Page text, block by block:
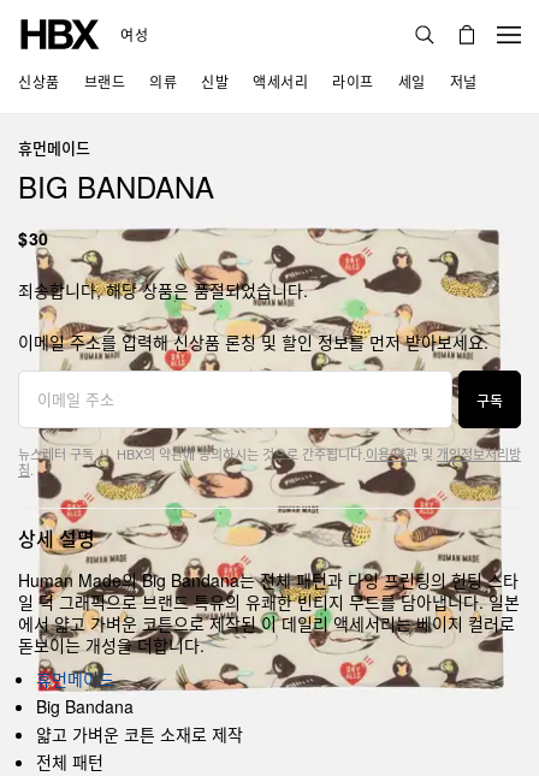
여성
신상품 브랜드 의류 신발 액세서리 라이프 세일 저널
휴먼메이드
BIG BANDANA
$30
죄송합니다, 해당 상품은 품절되었습니다.
이메일 주소를 입력해 신상품 론칭 및 할인 정보를 먼저 받아보세요.
구독
뉴스레터 구독 시, HBX의 약관에 동의하시는 것으로 간주됩니다. 이용 약관 및 개인정보처리방
침
상세 설명
Human Made의 Big Bandana는 전체 패턴과 다잉 프린팅의 헌팅 스타
일 덕 그래픽으로 브랜드 특유의 유쾌한 빈티지 무드를 담아냅니다. 일본
에서 얇고 가벼운 코튼으로 제작된 이 데일리 액세서리는 베이지 컬러로
돋보이는 개성을 더합니다.
휴먼메이드
Big Bandana
얇고 가벼운 코튼 소재로 제작
전체 패턴